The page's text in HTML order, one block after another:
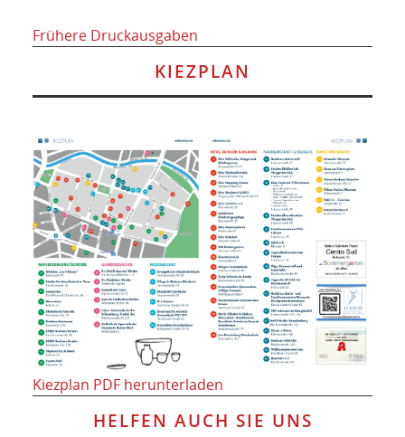
Frühere Druckausgaben
KIEZPLAN
Kiezplan PDF herunterladen
HELFEN AUCH SIE UNS